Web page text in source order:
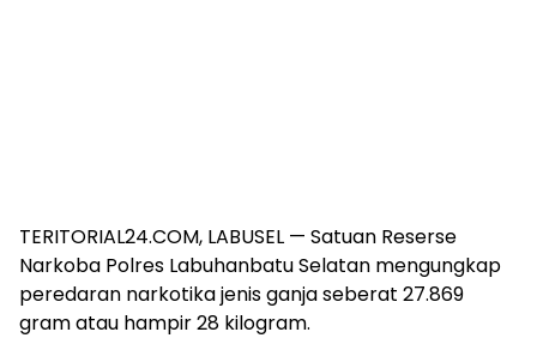
TERITORIAL24.COM, LABUSEL — Satuan Reserse
Narkoba Polres Labuhanbatu Selatan mengungkap
peredaran narkotika jenis ganja seberat 27.869
gram atau hampir 28 kilogram.